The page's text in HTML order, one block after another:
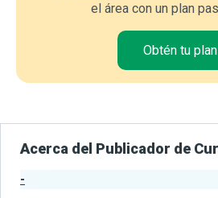
el área con un plan
Obtén tu plan
Acerca del Publicador de
-